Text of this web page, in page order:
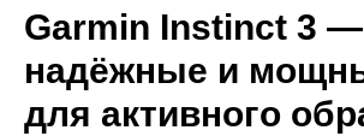
Garmin Instinct 3 —
надёжные и
для активного